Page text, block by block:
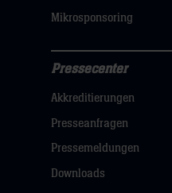
Mikrosponsoring
Navigation
öffnen,
dann
Pressecenter
Akkreditierungen
Presseanfragen
Pressemeldungen
Downloads